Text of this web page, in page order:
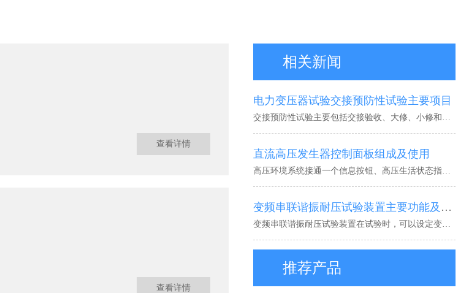
查看详情
查看详情
相关新闻
电力变压器试验交接预防性试验主要项目
交接预防性试验主要包括交接验收、大修、小修和故障检修试验等；本次试验项目说明主要针对的是交接预防性试验，它的试验目的主要有绝缘试验和特性试验两部分。
直流高压发生器控制面板组成及使用
高压环境系统接通一个信息按钮、高压生活状态指示灯。在红灯亮的状态下，按下绿色企业管理模式按钮后，绿灯亮红灯灭，表示我们通过分析高压控制回路问题进行接通，此时可升压。
变频串联谐振耐压试验装置主要功能及说明
变频串联谐振耐压试验装置在试验时，可以设定变频控制源自动/手动方式，自动方式，变频控制源将根据操作员设定的试验电压和试验时间自动的升压，到时间后自动降压并保存试验数据显示在显示屏上，根据用户的需要可以存入仪器的内存中永久保存。
推荐产品